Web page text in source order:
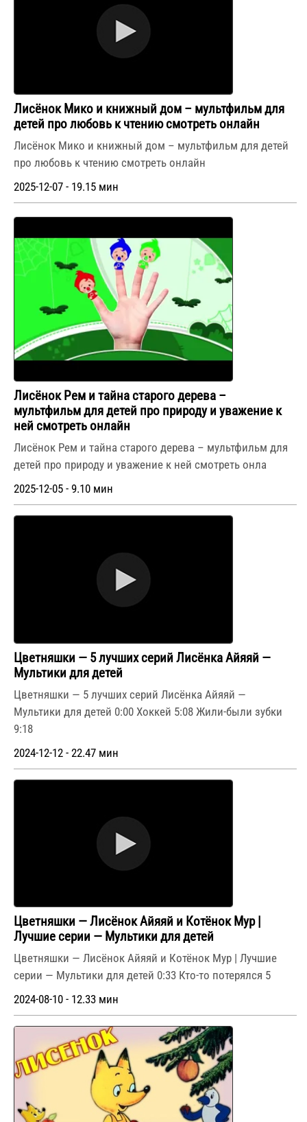
Лисёнок Мико и книжный дом – мультфильм для
детей про любовь к чтению смотреть онлайн
Лисёнок Мико и книжный дом – мультфильм для детей
про любовь к чтению смотреть онлайн
2025-12-07 - 19.15 мин
Лисёнок Рем и тайна старого дерева –
мультфильм для детей про природу и уважение к
ней смотреть онлайн
Лисёнок Рем и тайна старого дерева – мультфильм для
детей про природу и уважение к ней смотреть онла
2025-12-05 - 9.10 мин
Цветняшки — 5 лучших серий Лисёнка Айяяй —
Мультики для детей
Цветняшки — 5 лучших серий Лисёнка Айяяй —
Мультики для детей 0:00 Хоккей 5:08 Жили-были зубки
9:18
2024-12-12 - 22.47 мин
Цветняшки — Лисёнок Айяяй и Котёнок Мур |
Лучшие серии — Мультики для детей
Цветняшки — Лисёнок Айяяй и Котёнок Мур | Лучшие
серии — Мультики для детей 0:33 Кто-то потерялся 5
2024-08-10 - 12.33 мин